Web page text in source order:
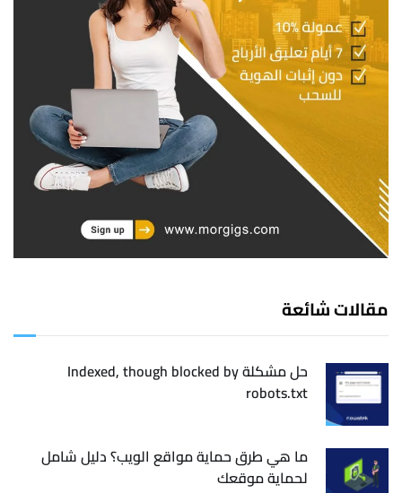
مقالات شائعة
حل مشكلة Indexed, though blocked by
robots.txt
ما هي طرق حماية مواقع الويب؟ دليل شامل
لحماية موقعك